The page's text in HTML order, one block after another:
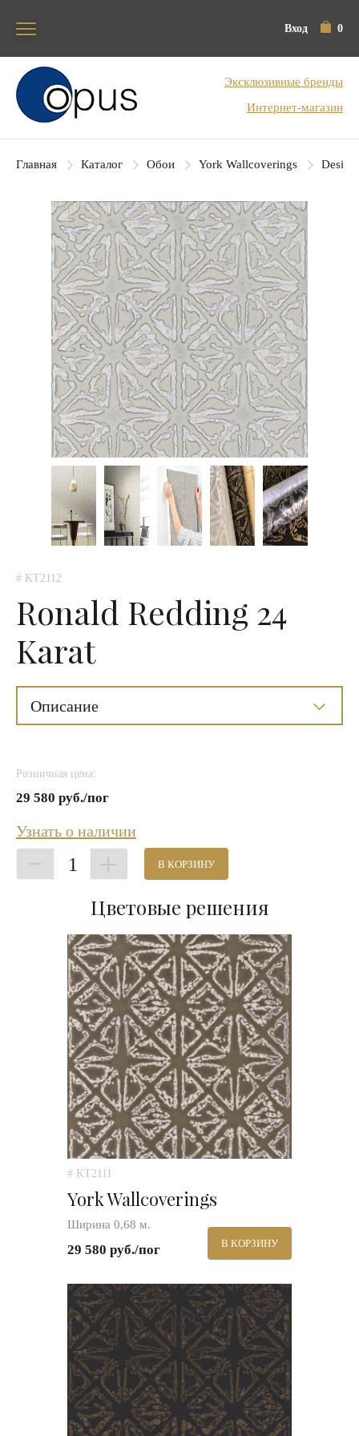
Вход 0
Блок поиска
Эксклюзивные бренды
Интернет-магазин
Главная Каталог Обои York Wallcoverings
# KT2112
Ronald Redding 24
Karat
Описание
Розничная цена:
29 580 руб./пог
Узнать о наличии
1 В КОРЗИНУ
Цветовые решения
# KT2111
York Wallcoverings
Ширина 0,68 м.
29 580 руб./пог В КОРЗИНУ